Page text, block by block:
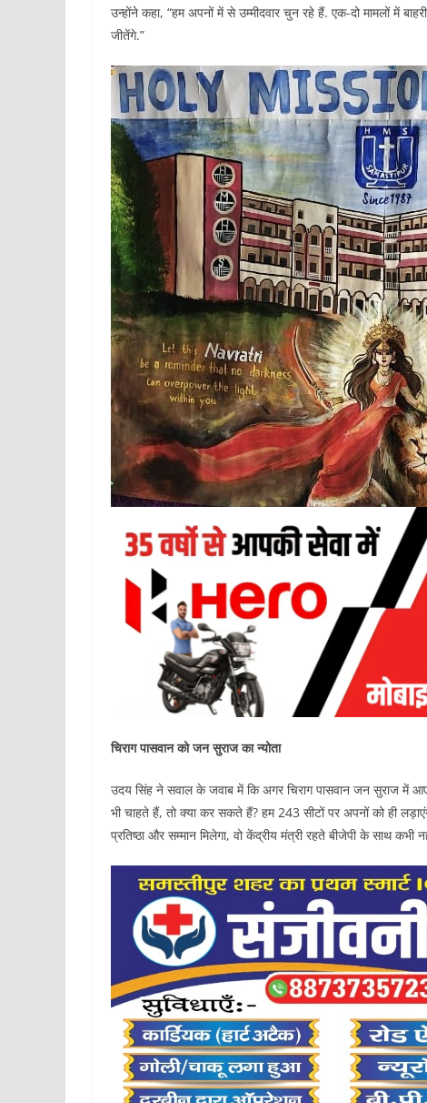
उन्होंने कहा, “हम अपनों में से उम्मीदवार चुन रहे हैं. एक-दो मामलों में
जीतेंगे.”
चिराग पासवान को जन सुराज का न्योता
उदय सिंह ने सवाल के जवाब में कि अगर चिराग पासवान जन सुराज में
भी चाहते हैं, तो क्या कर सकते हैं? हम 243 सीटों पर अपनों को ही
प्रतिष्ठा और सम्मान मिलेगा, वो केंद्रीय मंत्री रहते बीजेपी के साथ कभी